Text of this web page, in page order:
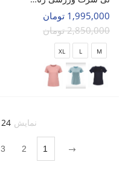
1,995,000 تومان
2,850,000 تومان
M
L
XL
نمایش 24 از 238
1
2
3